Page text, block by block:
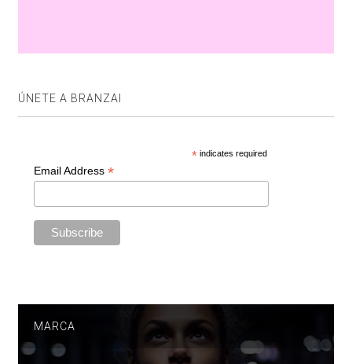
ÚNETE A BRANZAI
* indicates required
Email Address *
MARCA